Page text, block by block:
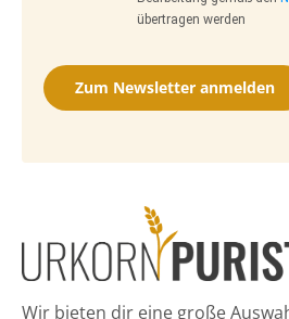
übertragen werden
Zum Newsletter anmelden
Wir bieten dir eine große